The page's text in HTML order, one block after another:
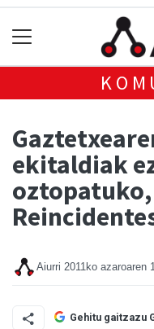
ekitaldiak
Aiurri 2011ko azaroaren
Gehitu gaitzazu